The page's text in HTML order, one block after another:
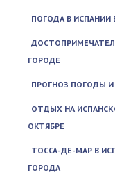
ПОГОДА В ИСПАНИИ
ГОРОДЕ
ПРОГНОЗ ПОГОДЫ И
ОТДЫХ НА
ОКТЯБРЕ
ТОССА-ДЕ-МАР В
ГОРОДА